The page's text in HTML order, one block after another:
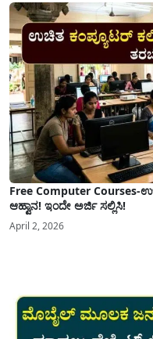
ಮತ್ತು ಕಲ್ಯಾಣ ಕರ್ನಾಟಕದ ಒಟ್ಟು 9
Free Computer Courses-
ಆಹ್ವಾನ! ಇಂದೇ ಅರ್ಜಿ ಸಲ್ಲಿಸಿ!
April 2, 2026